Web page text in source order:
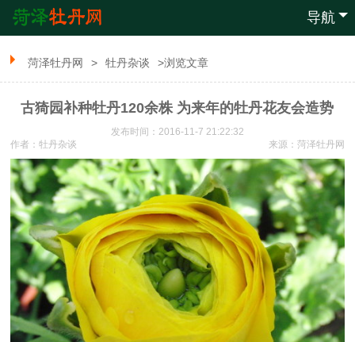
导航
菏泽牡丹网 > 牡丹杂谈 >浏览文章
古猗园补种牡丹120余株 为来年的牡丹花友会造势
发布时间：2016-11-7 21:22:32
来源： 菏泽牡丹网
作者：牡丹杂谈